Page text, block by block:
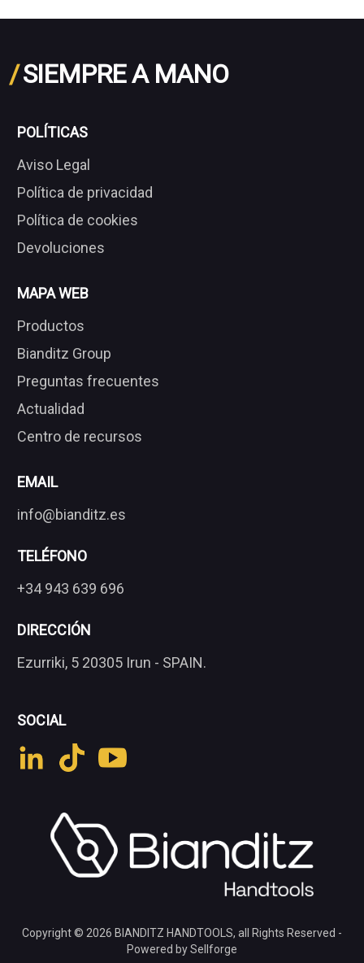
/SIEMPRE A MANO
POLÍTICAS
Aviso Legal
Política de privacidad
Política de cookies
Devoluciones
MAPA WEB
Productos
Bianditz Group
Preguntas frecuentes
Actualidad
Centro de recursos
EMAIL
info@bianditz.es
TELÉFONO
+34 943 639 696
DIRECCIÓN
Ezurriki, 5 20305 Irun - SPAIN.
SOCIAL
Copyright © 2026 BIANDITZ HANDTOOLS, all Rights Reserved -
Powered by Sellforge